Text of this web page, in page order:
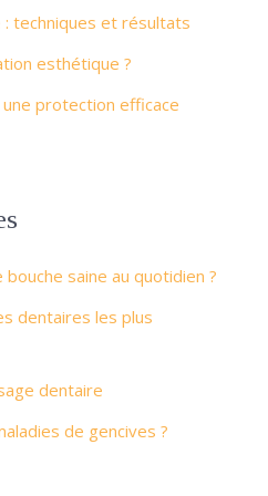
techniques et résultats
esthétique ?
protection efficace
saine au quotidien ?
dentaires les plus
dentaire
de gencives ?